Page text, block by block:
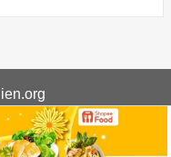
chính xác mỗi ngày.